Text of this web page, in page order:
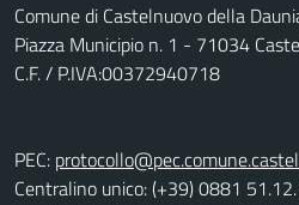
Comune di Castelnuovo della
Piazza Municipio n. 1 - 71034
C.F. / P.IVA:00372940718
PEC:
Centralino unico: (+39) 0881